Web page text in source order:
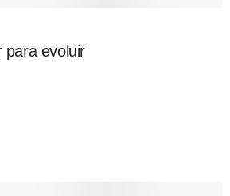
para evoluir